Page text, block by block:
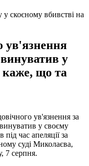
скоєному вбивстві на
ув'язнення
у
каже, що та
ув'язнення за
у своєму
час апеляції за
суді Миколаєва,
7 серпня.